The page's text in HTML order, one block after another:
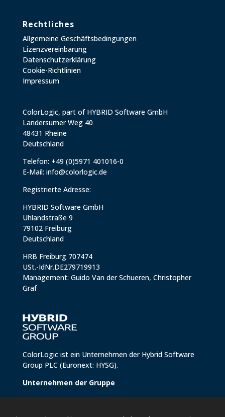
Rechtliches
Allgemeine Geschäftsbedingungen
Lizenzvereinbarung
Datenschutzerklärung
Cookie-Richtlinien
Impressum
ColorLogic, part of HYBRID Software GmbH
Landersumer Weg 40
48431 Rheine
Deutschland
Telefon: +49 (0)5971 401016-0
E-Mail: info@colorlogic.de
Registrierte Adresse:
HYBRID Software GmbH
Uhlandstraße 9
79102 Freiburg
Deutschland
HRB Freiburg 707474
USt.-IdNr.DE279719913
Management: Guido Van der Schueren, Christopher
Graf
ColorLogic ist ein Unternehmen der Hybrid Software
Group PLC (Euronext: HYSG).
Unternehmen der Gruppe
Conics